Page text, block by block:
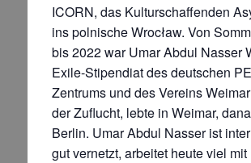
ICORN, das Kulturschaffenden
ins polnische Wrocław. Von
bis 2022 war Umar Abdul Nasser
Exile-Stipendiat des deutschen
Zentrums und des Vereins
der Zuflucht, lebte in Weimar,
Berlin. Umar Abdul Nasser ist
gut vernetzt, arbeitet heute viel